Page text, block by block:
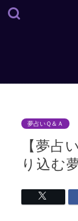
夢占いＱ＆Ａ
【夢占
り込む